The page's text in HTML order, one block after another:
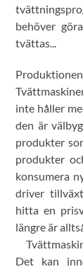
behöver
tvättas...
inte håller
den är
produkter
produkter
konsumera
driver
hitta en
längre är
Det kan